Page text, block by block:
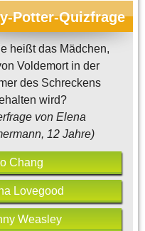
Potter-Quizfrage
heißt das Mädchen,
Voldemort in der
des Schreckens
wird?
von Elena
12 Jahre)
Chang
Lovegood
Weasley